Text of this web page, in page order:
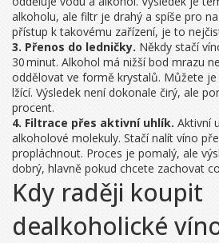
alkoholu, ale filtr je drahý a spíše pro
přístup k takovému zařízení, je to
3. Přenos do ledničky. Někdy stačí
30 minut. Alkohol má nižší bod mrazu
oddělovat ve formě krystalů. Můžete
lžící. Výsledek není dokonale čirý, ale
procent.
4. Filtrace přes aktivní uhlík. Aktivní
alkoholové molekuly. Stačí nalít víno
propláchnout. Proces je pomalý, ale
dobrý, hlavně pokud chcete zachovat
Kdy raději koupit
dealkoholické